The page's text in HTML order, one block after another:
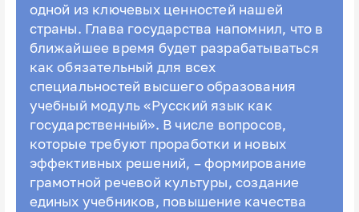
одной из ключевых ценностей нашей
страны. Глава государства напомнил, что в
ближайшее время будет разрабатываться
как обязательный для всех
специальностей высшего образования
учебный модуль «Русский язык как
государственный». В числе вопросов,
которые требуют проработки и новых
эффективных решений, – формирование
грамотной речевой культуры, создание
единых учебников, повышение качества